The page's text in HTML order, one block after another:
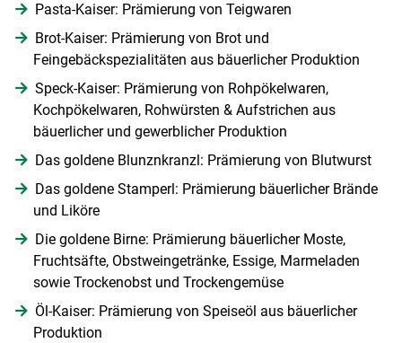
Pasta-Kaiser: Prämierung von Teigwaren
Brot-Kaiser: Prämierung von Brot und
Feingebäckspezialitäten aus bäuerlicher Produktion
Speck-Kaiser: Prämierung von Rohpökelwaren,
Kochpökelwaren, Rohwürsten & Aufstrichen aus
bäuerlicher und gewerblicher Produktion
Das goldene Blunznkranzl: Prämierung von Blutwurst
Das goldene Stamperl: Prämierung bäuerlicher Brände
und Liköre
Die goldene Birne: Prämierung bäuerlicher Moste,
Fruchtsäfte, Obstweingetränke, Essige, Marmeladen
sowie Trockenobst und Trockengemüse
Öl-Kaiser: Prämierung von Speiseöl aus bäuerlicher
Produktion